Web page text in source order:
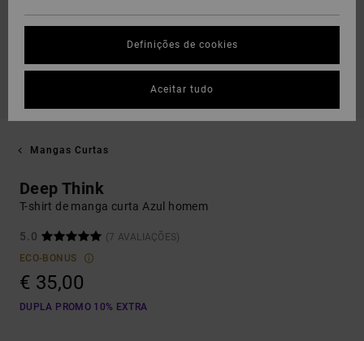
Mangas Curtas
Deep Think
T-shirt de manga curta Azul homem
5.0
(7 AVALIAÇÕES)
ECO-BONUS
€ 35,00
DUPLA PROMO 10% EXTRA
Definições de cookies
Aceitar tudo